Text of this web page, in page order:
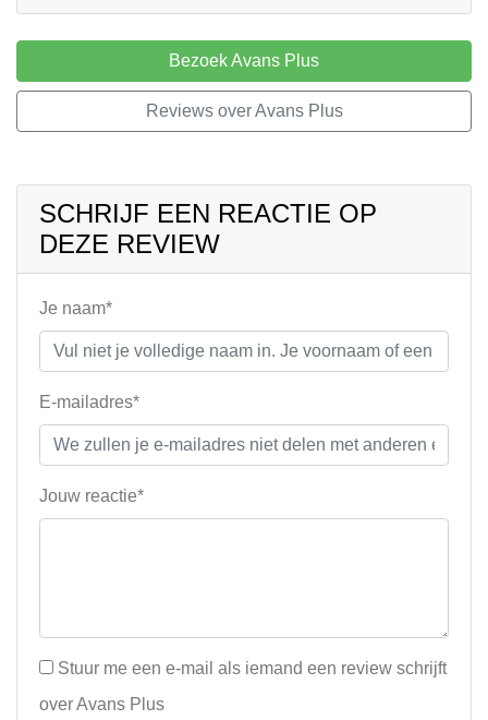
Bezoek Avans Plus
Reviews over Avans Plus
SCHRIJF EEN REACTIE OP
DEZE REVIEW
Je naam*
E-mailadres*
Jouw reactie*
Stuur me een e-mail als iemand een review schrijft
over Avans Plus